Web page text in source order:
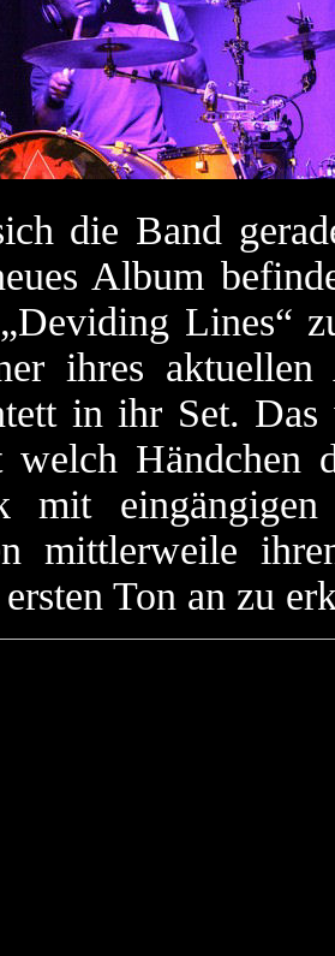
die Band
Album
Lines“
ihres aktuellen
in ihr Set.
welch Händchen
mit
mittlerweile
Ton an zu